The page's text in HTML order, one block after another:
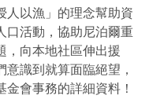
人以漁」的理念幫助資
口活動，協助尼泊爾重
，向本地社區伸出援
識到就算面臨絕望，
會事務的詳細資料！